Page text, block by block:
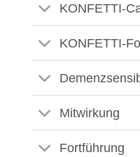
KONFETTI-
KONFETTI-
Mitwirkung
Fortführung